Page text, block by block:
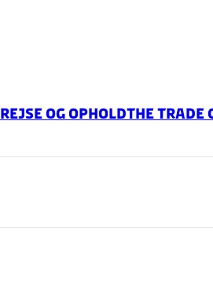
Rejse og opholdThe Trade